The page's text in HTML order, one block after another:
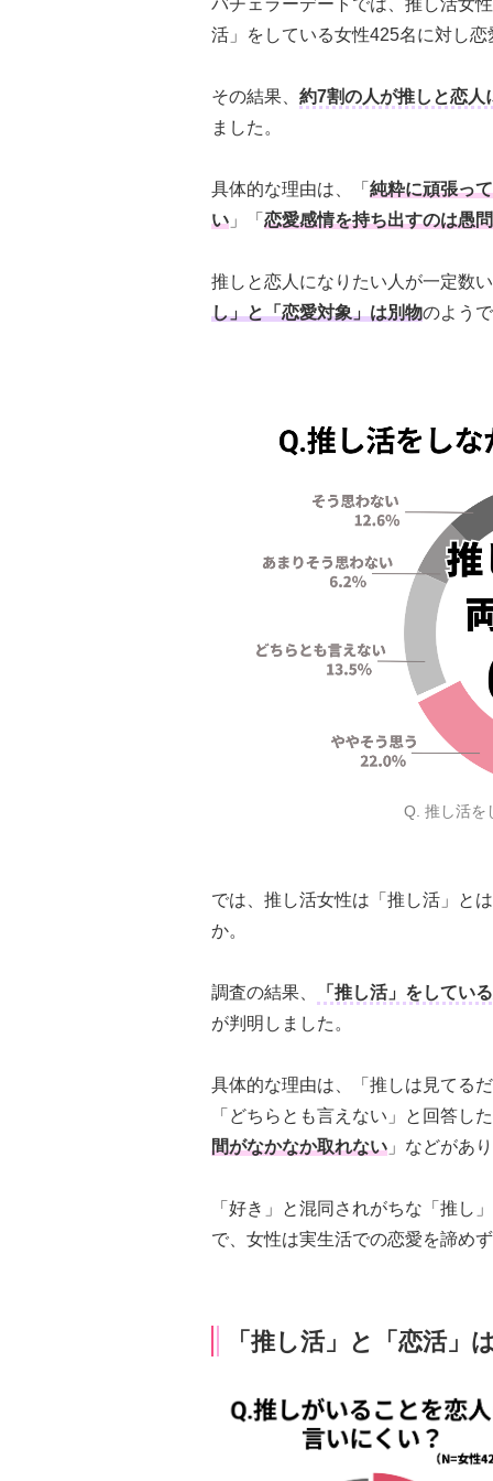
活」をしている女性425名に対し
その結果、 約7割の人が推しと恋人
ました。
具体的な理由は、「 純粋に頑張っ
い 」「 恋愛感情を持ち出すのは愚問
推しと恋人になりたい人が一定数
し」と「恋愛対象」は別物のよう
Q. 推し活を
では、推し活女性は「推し活」と
か。
調査の結果、
「推し活」をしてい
が判明しました。
具体的な理由は、「推しは見てる
「どちらとも言えない」と回答し
間がなかなか取れない 」などがあ
「好き」と混同されがちな「推し
で、女性は実生活での恋愛を諦め
「推し活」と「恋活」